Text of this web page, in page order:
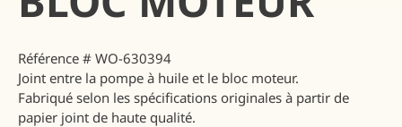
Référence # WO-630394
Joint entre la pompe à huile et le bloc moteur.
Fabriqué selon les spécifications originales à partir de
papier joint de haute qualité.